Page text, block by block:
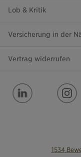
Lob & Kritik
Versicherung in der
Vertrag widerrufen
1534